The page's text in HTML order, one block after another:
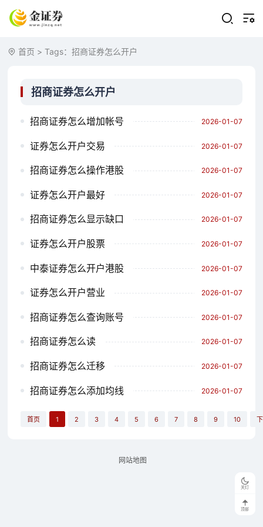
首页 > Tags：招商证券怎么开户
招商证券怎么开户
招商证券怎么增加帐号 2026-01-07
证券怎么开户交易 2026-01-07
招商证券怎么操作港股 2026-01-07
证券怎么开户最好 2026-01-07
招商证券怎么显示缺口 2026-01-07
证券怎么开户股票 2026-01-07
中泰证券怎么开户港股 2026-01-07
证券怎么开户营业 2026-01-07
招商证券怎么查询账号 2026-01-07
招商证券怎么读 2026-01-07
招商证券怎么迁移 2026-01-07
招商证券怎么添加均线 2026-01-07
首页 1 2 3 4 5 6 7 8 9 10
网站地图
关灯
顶部